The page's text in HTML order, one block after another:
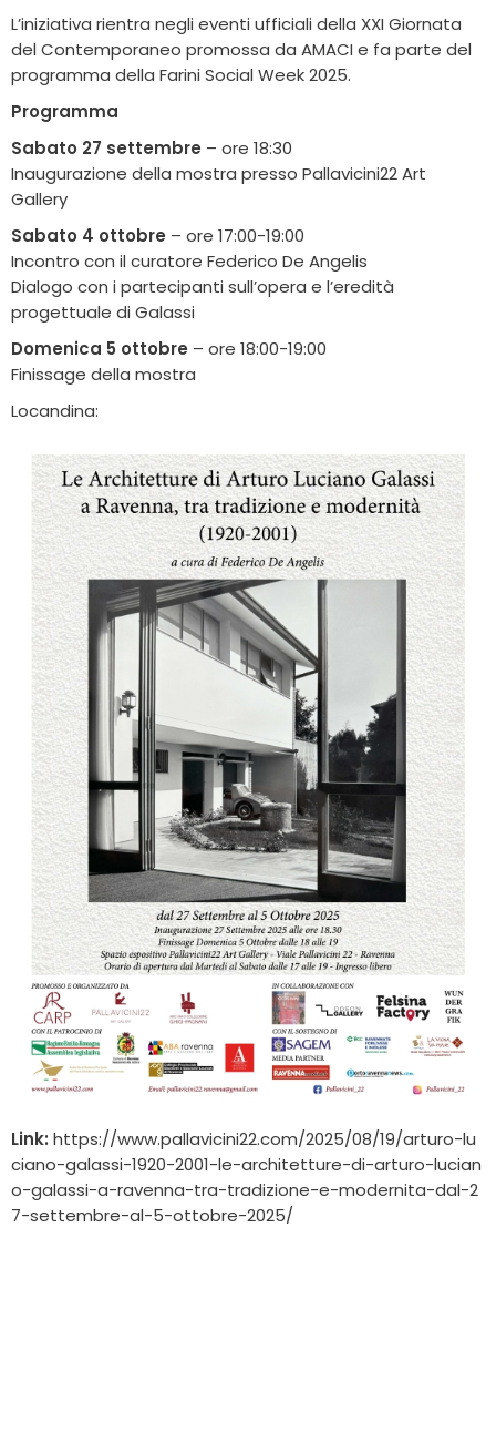
L’iniziativa rientra negli eventi ufficiali della XXI Giornata
del Contemporaneo promossa da AMACI e fa parte del
programma della Farini Social Week 2025.
Programma
Sabato 27 settembre – ore 18:30
Inaugurazione della mostra presso Pallavicini22 Art
Gallery
Sabato 4 ottobre – ore 17:00-19:00
Incontro con il curatore Federico De Angelis
Dialogo con i partecipanti sull’opera e l’eredità
progettuale di Galassi
Domenica 5 ottobre – ore 18:00-19:00
Finissage della mostra
Locandina:
Link: https://www.pallavicini22.com/2025/08/19/arturo-lu
ciano-galassi-1920-2001-le-architetture-di-arturo-lucian
o-galassi-a-ravenna-tra-tradizione-e-modernita-dal-2
7-settembre-al-5-ottobre-2025/